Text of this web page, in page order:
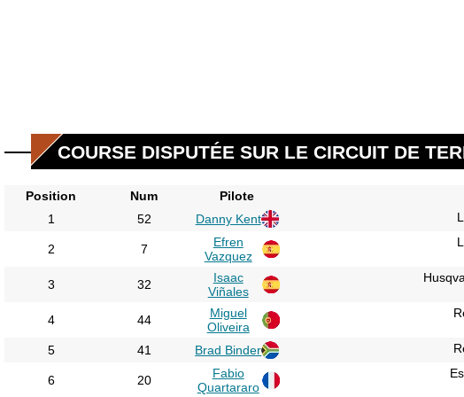
COURSE DISPUTÉE SUR LE CIRCUIT DE
Position Num Pilote
1
52 Danny Kent
2 7
Efren
Vazquez
3 32
Isaac
Viñales
4 44
Miguel
Oliveira
5 41 Brad Binder
6 20
Fabio
Quartararo